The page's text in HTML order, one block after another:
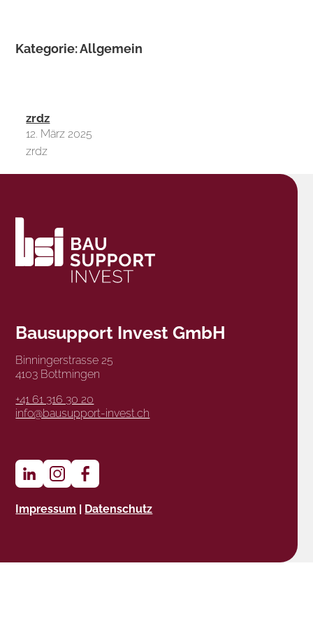
Kategorie:Allgemein
zrdz
12. März 2025
zrdz
Bausupport Invest GmbH
Binningerstrasse 25
4103 Bottmingen
+41 61 316 30 20
info@bausupport-invest.ch
Impressum | Datenschutz